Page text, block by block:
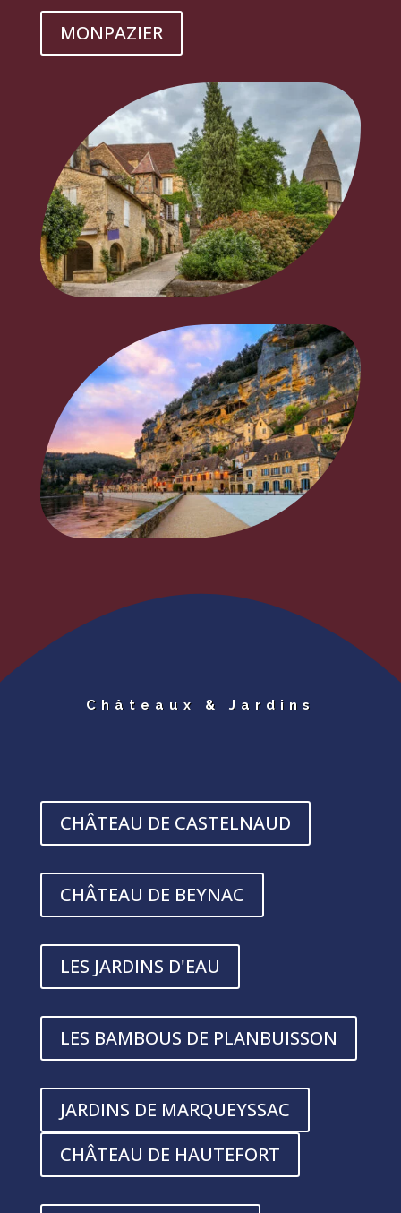
MONPAZIER
Châteaux & Jardins
CHÂTEAU DE HAUTEFORT
CHÂTEAU DE CASTELNAUD
CHÂTEAU DE BEYNAC
LES JARDINS D'EAU
LES BAMBOUS DE PLANBUISSON
JARDINS DE MARQUEYSSAC